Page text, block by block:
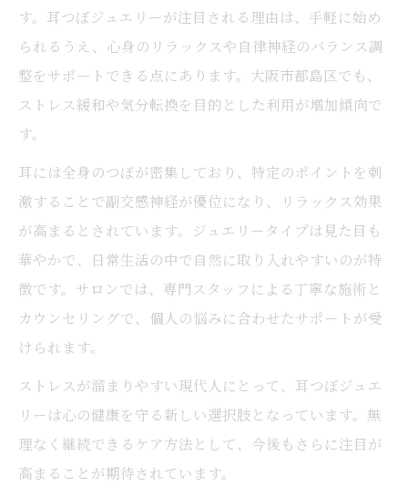
す。耳つぼジュエリーが注目される理由は、手軽に始め
られるうえ、心身のリラックスや自律神経のバランス調
整をサポートできる点にあります。大阪市都島区でも、
ストレス緩和や気分転換を目的とした利用が増加傾向で
す。
耳には全身のつぼが密集しており、特定のポイントを刺
激することで副交感神経が優位になり、リラックス効果
が高まるとされています。ジュエリータイプは見た目も
華やかで、日常生活の中で自然に取り入れやすいのが特
徴です。サロンでは、専門スタッフによる丁寧な施術と
カウンセリングで、個人の悩みに合わせたサポートが受
けられます。
ストレスが溜まりやすい現代人にとって、耳つぼジュエ
リーは心の健康を守る新しい選択肢となっています。無
理なく継続できるケア方法として、今後もさらに注目が
高まることが期待されています。